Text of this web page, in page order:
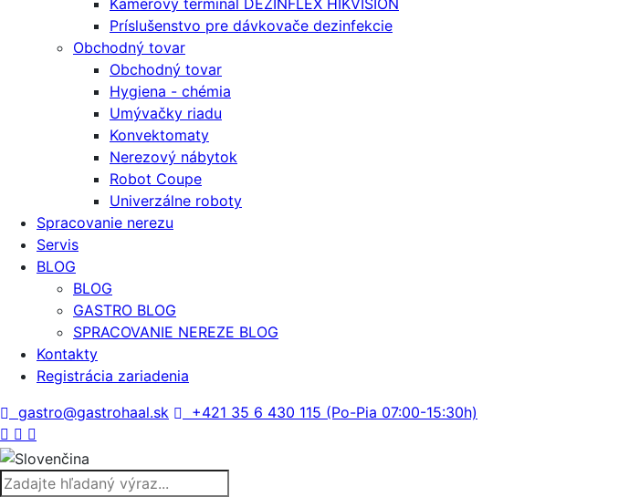
Kamerový terminál DEZINFLEX HIKVISION
Príslušenstvo pre dávkovače dezinfekcie
Obchodný tovar
Obchodný tovar
Hygiena - chémia
Umývačky riadu
Konvektomaty
Nerezový nábytok
Robot Coupe
Univerzálne roboty
Spracovanie nerezu
Servis
BLOG
BLOG
GASTRO BLOG
SPRACOVANIE NEREZE BLOG
Kontakty
Registrácia zariadenia
gastro@gastrohaal.sk
+421 35 6 430 115 (Po-Pia 07:00-15:30h)